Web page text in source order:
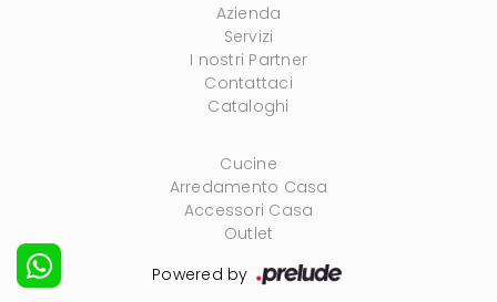
Azienda
Servizi
I nostri Partner
Contattaci
Cataloghi
Cucine
Arredamento Casa
Accessori Casa
Outlet
Powered by